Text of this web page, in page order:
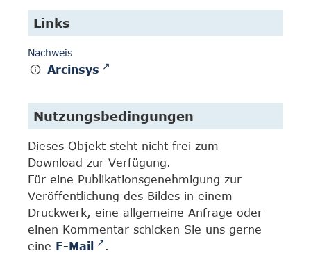
Links
Nachweis
Arcinsys
Nutzungsbedingungen
Dieses Objekt steht nicht frei zum
Download zur Verfügung.
Für eine Publikationsgenehmigung zur
Veröffentlichung des Bildes in einem
Druckwerk, eine allgemeine Anfrage oder
einen Kommentar schicken Sie uns gerne
eine E-Mail
.